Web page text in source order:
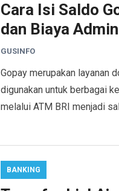
Cara Isi Saldo
dan Biaya Admin
GUSINFO
Gopay merupakan layanan
digunakan untuk berbagai
melalui ATM BRI menjadi
BANKING